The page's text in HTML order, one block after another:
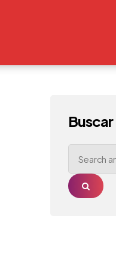
Buscar
Search
for:
Search